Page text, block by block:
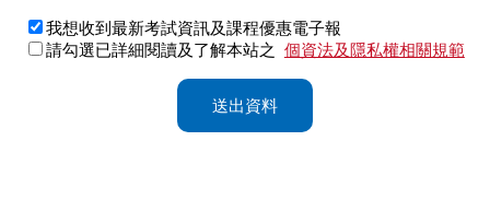
我想收到最新考試資訊及課程優惠電子報
請勾選已詳細閱讀及了解本站之 個資法及隱私權相關規範
送出資料